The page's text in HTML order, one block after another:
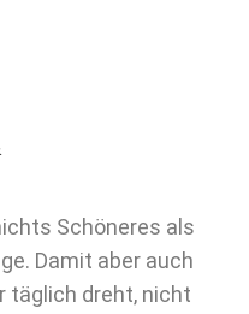
Schöneres als
Damit aber auch
täglich dreht, nicht